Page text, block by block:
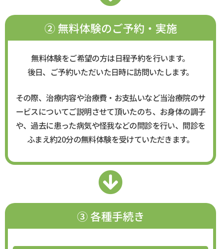
② 無料体験のご予約・実施
無料体験をご希望の方は日程予約を行います。
後日、ご予約いただいた日時に訪問いたします。
その際、治療内容や治療費・お支払いなど当治療院のサ
ービスについてご説明させて頂いたのち、お身体の調子
や、過去に患った病気や怪我などの問診を行い、問診を
ふまえ約20分の無料体験を受けていただきます。
③ 各種手続き